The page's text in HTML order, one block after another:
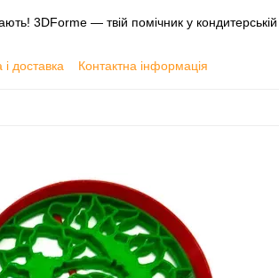
3DForme — твій помічник у кондитерській
доставка
Контактна інформація